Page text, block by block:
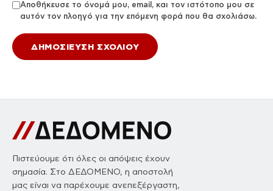
Αποθήκευσε το όνομά μου, email, και τον ιστότοπο μου σε
αυτόν τον πλοηγό για την επόμενη φορά που θα σχολιάσω.
Πιστεύουμε ότι όλες οι απόψεις έχουν
σημασία. Στο ΔΕΔΟΜΕΝΟ, η αποστολή
μας είναι να παρέχουμε ανεπεξέργαστη,